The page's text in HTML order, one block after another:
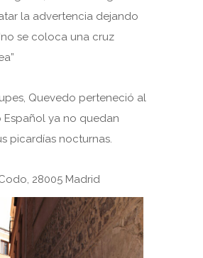
la advertencia dejando
se coloca una cruz
Quevedo perteneció al
Español ya no quedan
picardías nocturnas.
28005 Madrid